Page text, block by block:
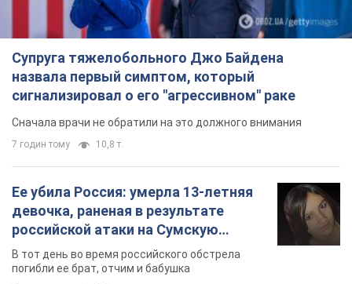
Супруга тяжелобольного Джо Байдена
назвала первый симптом, который
сигнализировал о его "агрессивном" раке
Сначала врачи не обратили на это должного внимания
7 годин тому 10,8 т.
Ее убила Россия: умерла 13-летняя
девочка, раненая в результате
российской атаки на Сумскую
область. Фото
В тот день во время российского обстрела
погибли ее брат, отчим и бабушка